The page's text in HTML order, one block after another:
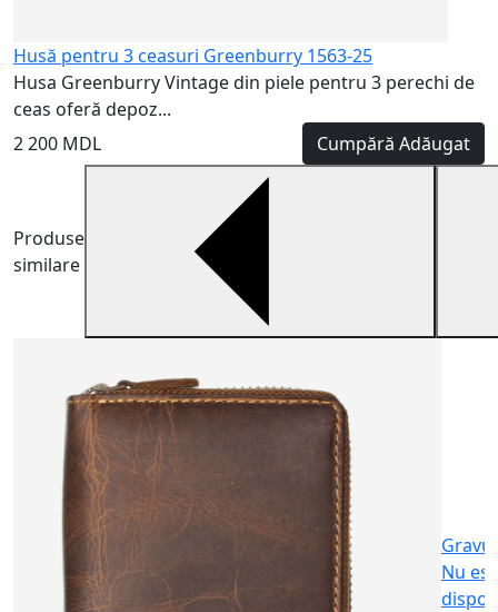
Husă pentru 3 ceasuri Greenburry 1563-25
Husa Greenburry Vintage din piele pentru 3 perechi de
ceas oferă depoz...
2 200 MDL
Cumpără Adăugat
Produse
similare
Nu